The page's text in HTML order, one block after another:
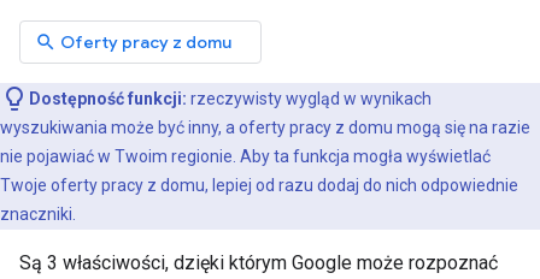
search Oferty pracy z domu
Dostępność funkcji: rzeczywisty wygląd w wynikach
wyszukiwania może być inny, a oferty pracy z domu mogą się na razie
nie pojawiać w Twoim regionie. Aby ta funkcja mogła wyświetlać
Twoje oferty pracy z domu, lepiej od razu dodaj do nich odpowiednie
znaczniki.
Są 3 właściwości, dzięki którym Google może rozpoznać